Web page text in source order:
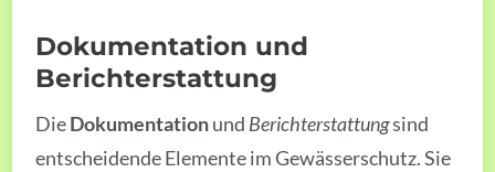
Dokumentation und
Berichterstattung
DieDokumentationund Berichterstattungsind
entscheidende Elemente im Gewässerschutz. Sie